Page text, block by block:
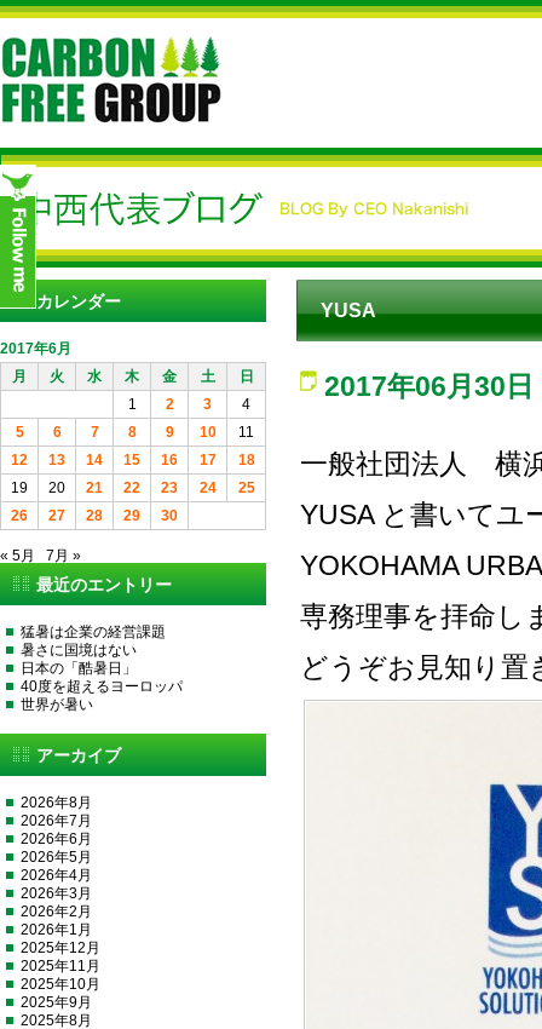
YUSA
2017年06月30日
一般社団法人 横
YUSA と書いてユ
YOKOHAMA
専務理事を拝命し
どうぞお見知り置
カレンダー
2017年6月
月
火 水 木 金 土
日
1
2 3
4
5
6 7 8 9 10
11
12
13 14 15 16 17
18
19
20 21 22 23 24
25
26
27 28 29 30
« 5月 7月 »
最近のエントリー
猛暑は企業の経営課題
暑さに国境はない
日本の「酷暑日」
40度を超えるヨーロッパ
世界が暑い
アーカイブ
2026年8月
2026年7月
2026年6月
2026年5月
2026年4月
2026年3月
2026年2月
2026年1月
2025年12月
2025年11月
2025年10月
2025年9月
2025年8月